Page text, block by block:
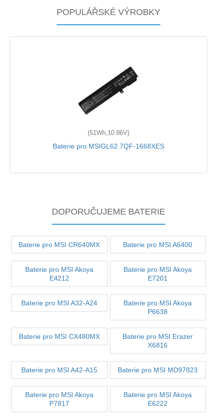
POPULÁŘSKÉ VÝROBKY
(51Wh,10.86V)
Baterie pro MSIGL62 7QF-1668XES
DOPORUČUJEME BATERIE
Baterie pro MSI CR640MX Baterie pro MSI A6400
Baterie pro MSI Akoya
E4212
Baterie pro MSI Akoya
E7201
Baterie pro MSI A32-A24
Baterie pro MSI Akoya
P6638
Baterie pro MSI CX480MX
Baterie pro MSI Erazer
X6816
Baterie pro MSI A42-A15 Baterie pro MSI MD97823
Baterie pro MSI Akoya
P7817
Baterie pro MSI Akoya
E6222